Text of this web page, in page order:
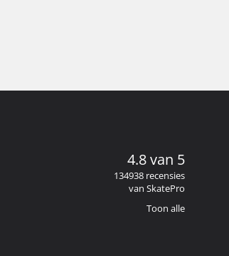
4.8 van 5
134938 recensies
van SkatePro
Toon alle